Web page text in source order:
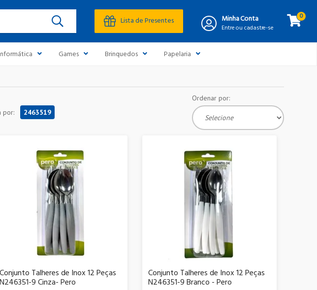
Buscar Lista de Presentes Minha Conta
Entre ou cadastre-se
0
Games Brinquedos Papelaria
por: 2463519
Ordenar por:
Conjunto Talheres de Inox 12 Peças
N246351-9 Cinza- Pero
Conjunto Talheres de Inox 12 Peças
N246351-9 Branco - Pero